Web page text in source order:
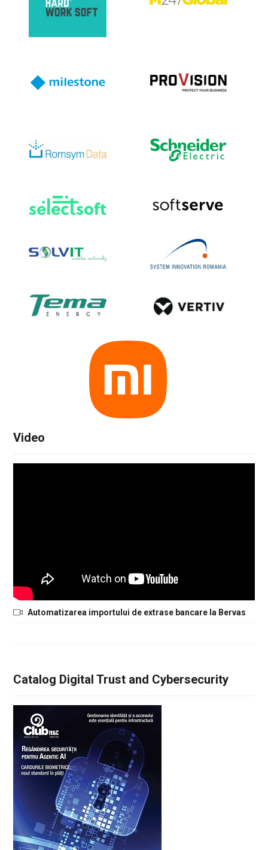
Video
Automatizarea importului de extrase bancare la Bervas
Catalog Digital Trust and Cybersecurity